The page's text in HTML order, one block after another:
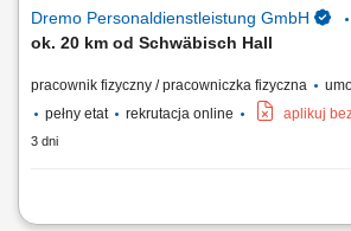
Dremo Personaldienstleistung GmbH
ok. 20 km od Schwäbisch Hall
pracownik fizyczny / pracowniczka fizyczna
pełny etat
rekrutacja online aplikuj
3 dni
Twoje zadania: Produkcja i montaż schodów